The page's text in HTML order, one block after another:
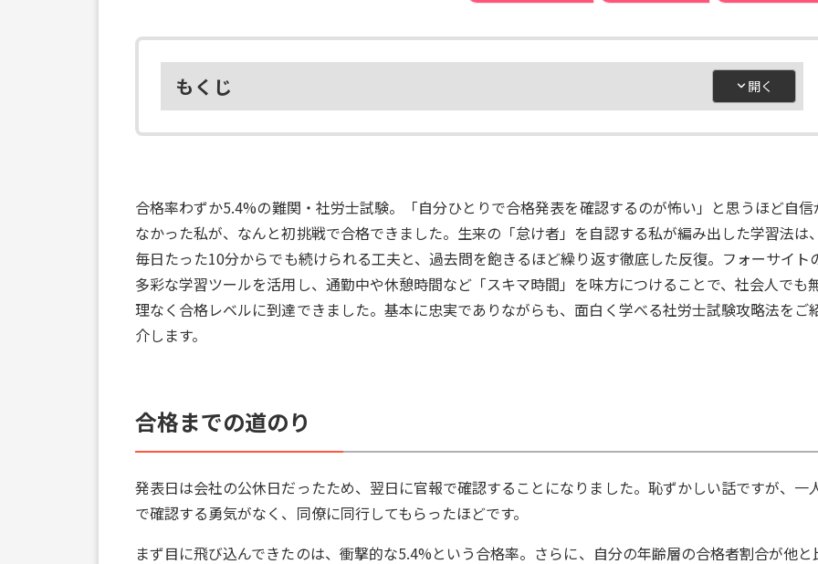
もくじ
合格率わずか5.4%の難関・社労士試験。「自分ひとりで合格発表を確認するのが怖い」と思うほど自信
なかった私が、なんと初挑戦で合格できました。生来の「怠け者」を自認する私が編み出した学習法は
毎日たった10分からでも続けられる工夫と、過去問を飽きるほど繰り返す徹底した反復。フォーサイト
多彩な学習ツールを活用し、通勤中や休憩時間など「スキマ時間」を味方につけることで、社会人でも
理なく合格レベルに到達できました。基本に忠実でありながらも、面白く学べる社労士試験攻略法をご
介します。
合格までの道のり
発表日は会社の公休日だったため、翌日に官報で確認することになりました。恥ずかしい話ですが、一
で確認する勇気がなく、同僚に同行してもらったほどです。
まず目に飛び込んできたのは、衝撃的な5.4%という合格率。さらに、自分の年齢層の合格者割合が他と